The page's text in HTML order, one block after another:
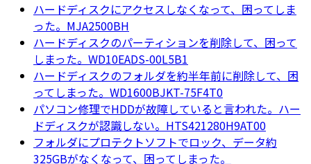
ハードディスクにアクセスしなくなって、困ってしま
った。MJA2500BH
ハードディスクのパーティションを削除して、困って
しまった。WD10EADS-00L5B1
ハードディスクのフォルダを約半年前に削除して、困
ってしまった。WD1600BJKT-75F4T0
パソコン修理でHDDが故障していると言われた。ハー
ドディスクが認識しない。HTS421280H9AT00
フォルダにプロテクトソフトでロック、データ約
325GBがなくなって、困ってしまった。